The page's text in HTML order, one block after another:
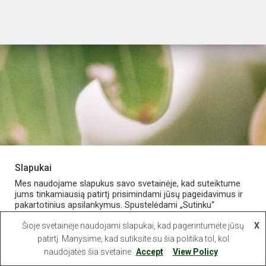
PARDUOTUVĖ APIE VAISTINĘ MANO PASKYRA
KONTAKTAI
Hestia | Developed byThemeIsle
Slapukai
Mes naudojame slapukus savo svetainėje, kad suteiktume
jums tinkamiausią patirtį prisimindami jūsų pageidavimus ir
pakartotinius apsilankymus. Spustelėdami „Sutinku“
sutinkate naudoti VISUS slapukus.
Slapukų nustatymai Sutinku
Šioje svetainėje naudojami slapukai, kad pagerintumėte jūsų
patirtį. Manysime, kad sutiksite su šia politika tol, kol
naudojatės šia svetaine
X
Accept View Policy